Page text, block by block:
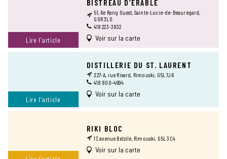
Lire l’article
BISTREAU D’ÉRABLE
51, 6e Rang Ouest, Sainte-Lucie-de-Beauregard,
GOR 3L0
418 223-3832
Voir sur la carte
Lire l’article
DISTILLERIE DU ST. LAURENT
327-A, rue Rivard, Rimouski, G5L 7J6
418 800-4694
Voir sur la carte
RIKI BLOC
17, avenue Belzile, Rimouski, G5L 3C4
Voir sur la carte